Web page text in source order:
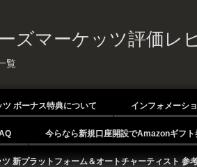
ズマーケッツ評価レ
覧
ボーナス特典について インフォメーシ
今らなら新規口座開設でAmazonギフ
新プラットフォーム＆オートチャーティスト 参